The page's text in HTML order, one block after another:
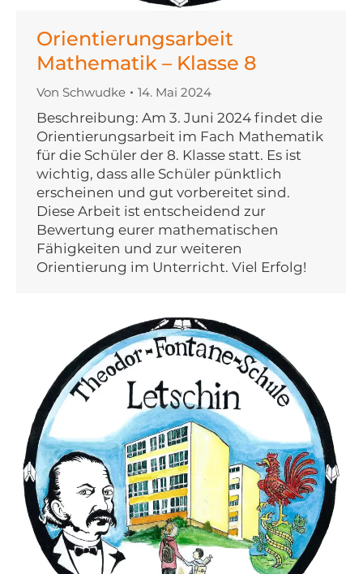
Orientierungsarbeit
Mathematik – Klasse 8
Von Schwudke 14. Mai 2024
Beschreibung: Am 3. Juni 2024 findet die
Orientierungsarbeit im Fach Mathematik
für die Schüler der 8. Klasse statt. Es ist
wichtig, dass alle Schüler pünktlich
erscheinen und gut vorbereitet sind.
Diese Arbeit ist entscheidend zur
Bewertung eurer mathematischen
Fähigkeiten und zur weiteren
Orientierung im Unterricht. Viel Erfolg!